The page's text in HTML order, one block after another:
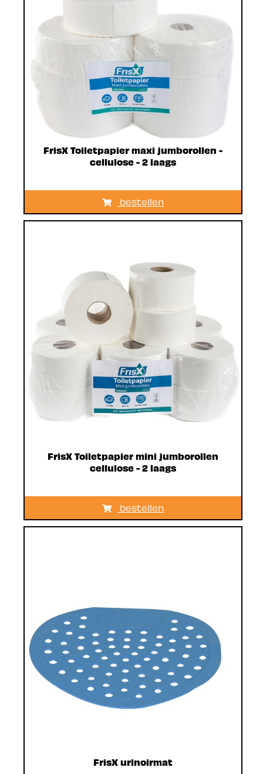
FrisX Toiletpapier maxi jumborollen -
cellulose - 2 laags
bestellen
FrisX Toiletpapier mini jumborollen
cellulose - 2 laags
bestellen
FrisX urinoirmat